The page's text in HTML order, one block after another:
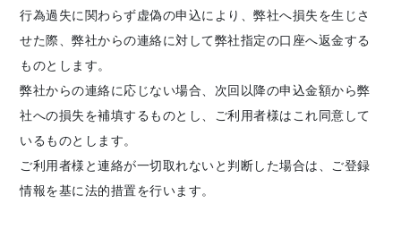
行為過失に関わらず虚偽の申込により、弊社へ損失を生じさ
せた際、弊社からの連絡に対して弊社指定の口座へ返金する
ものとします。
弊社からの連絡に応じない場合、次回以降の申込金額から弊
社への損失を補填するものとし、ご利用者様はこれ同意して
いるものとします。
ご利用者様と連絡が一切取れないと判断した場合は、ご登録
情報を基に法的措置を行います。